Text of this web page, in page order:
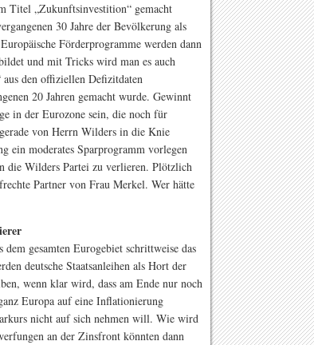
Titel „Zukunftsinvestition“ gemacht
30 Jahre der Bevölkerung als
Förderprogramme werden dann
und mit Tricks wird man es auch
aus den offiziellen Defizitdaten
20 Jahren gemacht wurde. Gewinnt
in der Eurozone sein, die noch für
von Herrn Wilders in die Knie
ein moderates Sparprogramm vorlegen
die Wilders Partei zu verlieren. Plötzlich
Partner von Frau Merkel. Wer hätte
gesamten Eurogebiet schrittweise das
deutsche Staatsanleihen als Hort der
wenn klar wird, dass am Ende nur noch
Europa auf eine Inflationierung
nicht auf sich nehmen will. Wie wird
an der Zinsfront könnten dann